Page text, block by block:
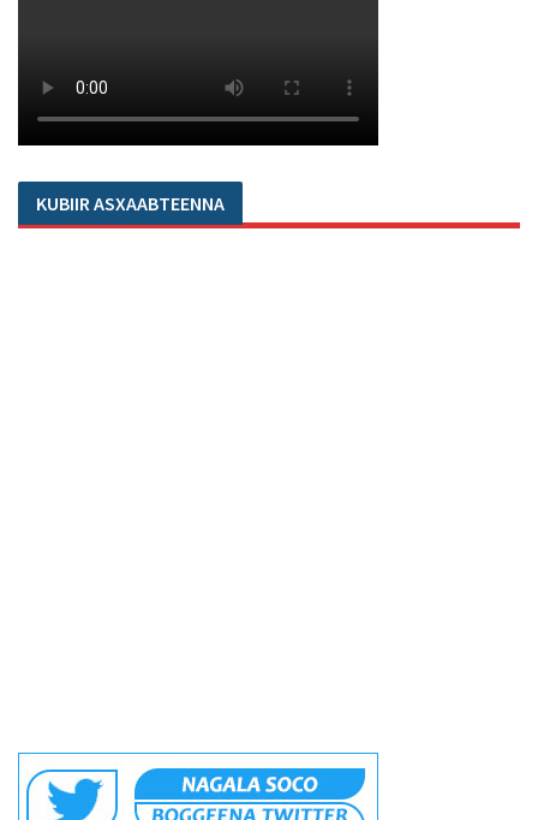
KUBIIR ASXAABTEENNA